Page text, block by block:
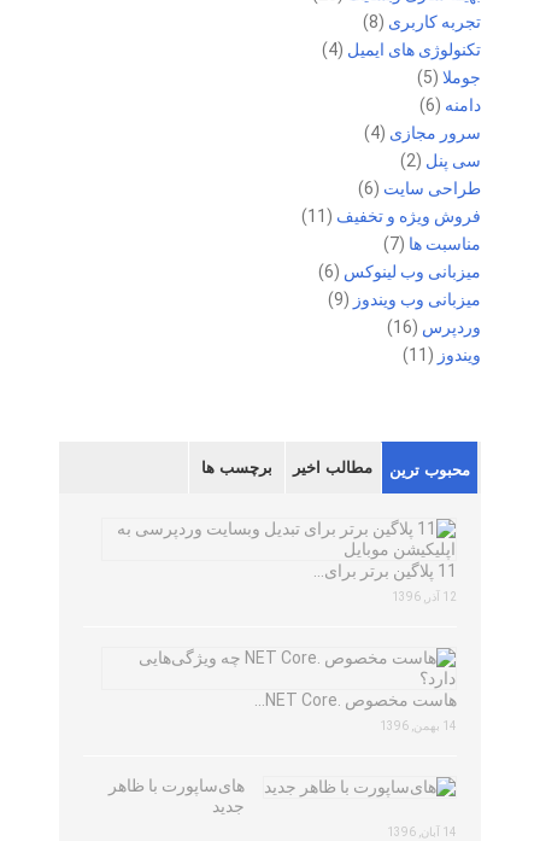
تجربه کاربری (8)
تکنولوژی های ایمیل (4)
جوملا (5)
دامنه (6)
سرور مجازی (4)
سی پنل (2)
طراحی سایت (6)
فروش ویژه و تخفیف (11)
مناسبت ها (7)
میزبانی وب لینوکس (6)
میزبانی وب ویندوز (9)
وردپرس (16)
ویندوز (11)
محبوب ترین مطالب اخیر برچسب ها
11 پلاگین برتر برای…
12 آذر, 1396
هاست مخصوص .NET Core…
14 بهمن, 1396
های‌ساپورت با ظاهر
جدید
14 آبان, 1396